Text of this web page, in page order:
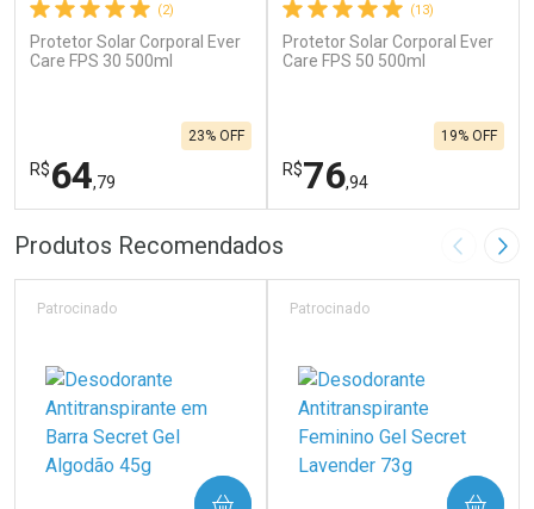
(2)
Protetor Solar Corporal Ever
Care FPS 30 500ml
R$64,79
23% OFF
FECHAR
Laboratório
FECHAR
Por Menos
(13)
Protetor Solar Corporal Ever
Care FPS 50 500ml
R$76,94
19% OFF
Laboratório
Por Menos
Produtos Recomendados Imagem
Patrocinado
COMPRAR
Patrocinado
COMPRAR